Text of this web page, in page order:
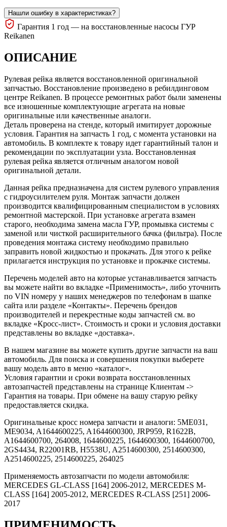
Нашли ошибку в характеристиках?
Гарантия 1 год — на восстановленные насосы ГУР
Reikanen
ОПИСАНИЕ
Рулевая рейка является восстановленной оригинальной
запчастью. Восстановление произведено в ребилдинговом
центре Reikanen. В процессе ремонтных работ были заменены
все изношенные комплектующие агрегата на новые
оригинальные или качественные аналоги.
Деталь проверена на стенде, который имитирует дорожные
условия. Гарантия на запчасть 1 год, с момента установки на
автомобиль. В комплекте к товару идет гарантийный талон и
рекомендации по эксплуатации узла. Восстановленная
рулевая рейка является отличным аналогом новой
оригинальной детали.
Данная рейка предназначена для систем рулевого управления
с гидроусилителем руля. Монтаж запчасти должен
производится квалифицированным специалистом в условиях
ремонтной мастерской. При установке агрегата взамен
старого, необходима замена масла ГУР, промывка системы с
заменой или чисткой расширительного бачка (фильтра). После
проведения монтажа систему необходимо правильно
заправить новой жидкостью и прокачать. Для этого к рейке
прилагается инструкция по установке и прокачке системы.
Перечень моделей авто на которые устанавливается запчасть
вы можете найти во вкладке «Применимость», либо уточнить
по VIN номеру у наших менеджеров по телефонам в шапке
сайта или разделе «Контакты». Перечень брендов
производителей и перекрестные коды запчастей см. во
вкладке «Кросс-лист». Стоимость и сроки и условия доставки
представлены во вкладке «доставка».
В нашем магазине вы можете купить другие запчасти на ваш
автомобиль. Для поиска и совершения покупки выберете
вашу модель авто в меню «каталог».
Условия гарантии и сроки возврата восстановленных
автозапчастей представлены на странице Клиентам ->
Гарантия на товары. При обмене на вашу старую рейку
предоставляется скидка.
Оригинальные кросс номера запчасти и аналоги: 5ME031,
ME9034, A1644600225, A1644600300, JRP959, R1622B,
A1644600700, 264008, 1644600225, 1644600300, 1644600700,
2GS4434, R22001RB, H5538U, A2514600300, 2514600300,
A2514600225, 2514600225, 264025
Применяемость автозапчасти по модели автомобиля:
MERCEDES GL-CLASS [164] 2006-2012, MERCEDES M-
CLASS [164] 2005-2012, MERCEDES R-CLASS [251] 2006-
2017